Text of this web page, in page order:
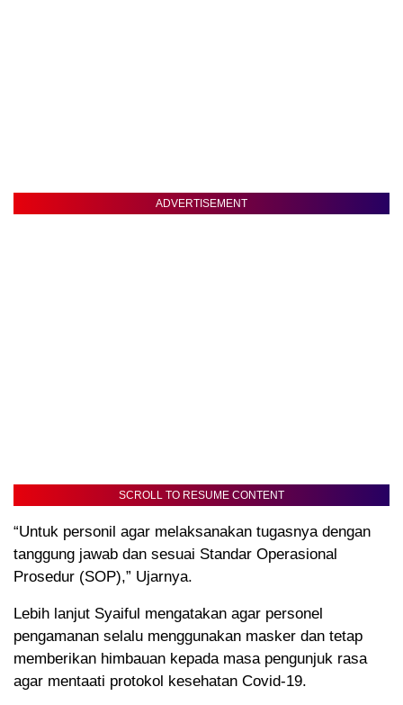
ADVERTISEMENT
SCROLL TO RESUME CONTENT
“Untuk personil agar melaksanakan tugasnya dengan
tanggung jawab dan sesuai Standar Operasional
Prosedur (SOP),” Ujarnya.
Lebih lanjut Syaiful mengatakan agar personel
pengamanan selalu menggunakan masker dan tetap
memberikan himbauan kepada masa pengunjuk rasa
agar mentaati protokol kesehatan Covid-19.